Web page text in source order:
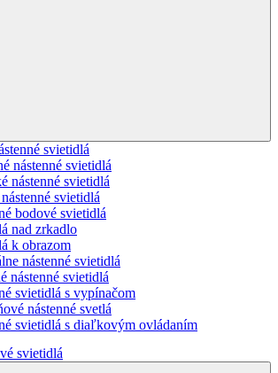
svietidlá
nástenné svietidlá
nástenné svietidlá
svietidlá
bodové svietidlá
nad zrkadlo
k obrazom
nástenné svietidlá
nástenné svietidlá
svietidlá s vypínačom
nástenné svetlá
svietidlá s diaľkovým ovládaním
svietidlá